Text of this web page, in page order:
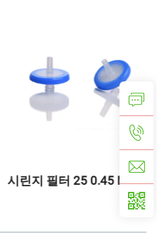
시린지 필터 25 0.45 MCE